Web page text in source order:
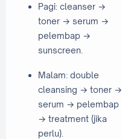
Pagi: cleanser →
toner → serum →
pelembap →
sunscreen.
Malam: double
cleansing → toner →
serum → pelembap
→ treatment (jika
perlu).